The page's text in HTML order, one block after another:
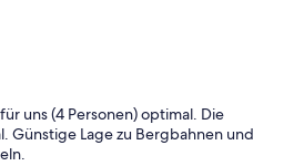
uns (4 Personen) optimal. Die
Günstige Lage zu Bergbahnen und